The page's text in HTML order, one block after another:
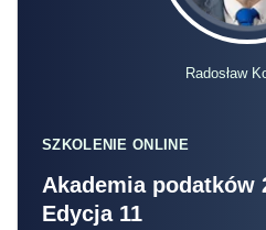
Radosław
SZKOLENIE ONLINE
Akademia podatków
Edycja 11